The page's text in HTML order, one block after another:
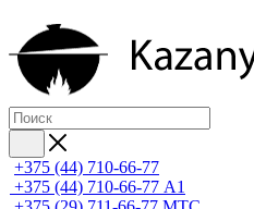
+375 (44) 710-66-77
+375 (44) 710-66-77 А1